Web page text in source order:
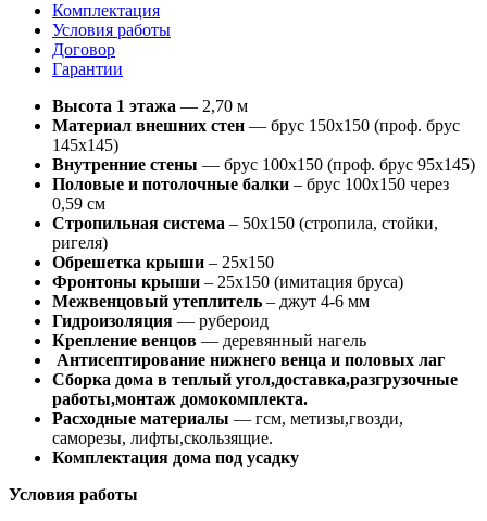
Комплектация
Условия работы
Договор
Гарантии
Высота 1 этажа — 2,70 м
Материал внешних стен — брус 150х150 (проф. брус
145х145)
Внутренние стены — брус 100х150 (проф. брус 95х145)
Половые и потолочные балки – брус 100х150 через
0,59 см
Стропильная система – 50х150 (стропила, стойки,
ригеля)
Обрешетка крыши – 25х150
Фронтоны крыши – 25х150 (имитация бруса)
Межвенцовый утеплитель – джут 4-6 мм
Гидроизоляция — рубероид
Крепление венцов — деревянный нагель
Антисептирование нижнего венца и половых лаг
Сборка дома в теплый угол,доставка,разгрузочные
работы,монтаж домокомплекта.
Расходные материалы — гсм, метизы,гвозди,
саморезы, лифты,скользящие.
Комплектация дома под усадку
Условия работы